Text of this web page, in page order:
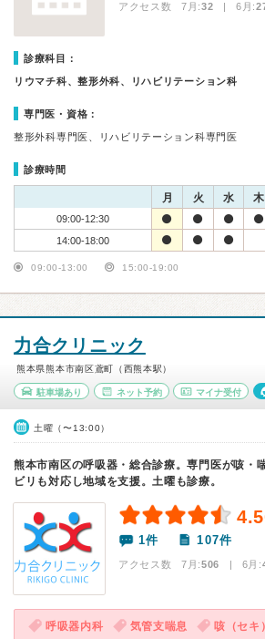
アクセス数 7月:32 | 6月:
診療科目：
リウマチ科、整形外科、リハビリテーション科
専門医・資格：
整形外科専門医、リハビリテーション科専門医
診療時間
月 火 水 木
09:00-12:30
14:00-18:00
09:00-13:00 15:00-19:00
力合クリニック
熊本県熊本市南区鳶町（西熊本駅）
駐車場あり ネット予約 マイナ受付
土曜（〜13:00）
熊本市南区の呼吸器・総合診療。専門医が咳・
ビリも対応し地域を支援。土曜も診療。
1件 107件
アクセス数 7月:506 | 6月:
呼吸器内科 気管支喘息 咳（セキ